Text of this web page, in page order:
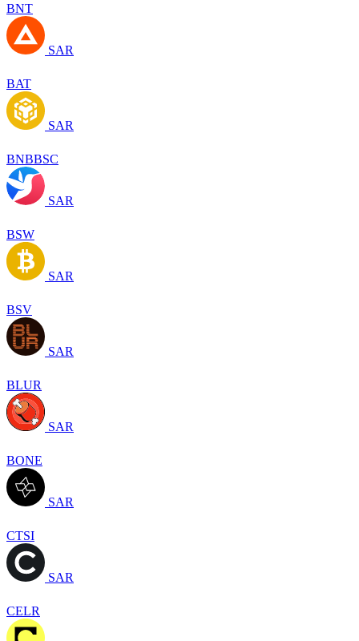
BNT
SAR
BAT
SAR
BNBBSC
SAR
BSW
SAR
BSV
SAR
BLUR
SAR
BONE
SAR
CTSI
SAR
CELR